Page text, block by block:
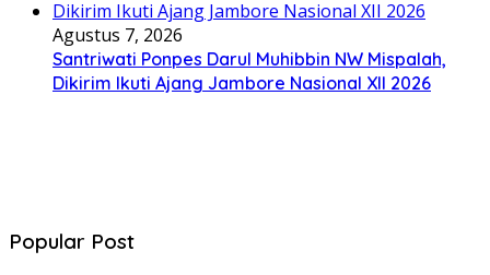
Agustus 7, 2026
Santriwati Ponpes Darul Muhibbin NW Mispalah,
Dikirim Ikuti Ajang Jambore Nasional XII 2026
Popular Post